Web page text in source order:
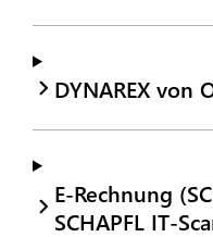
DYNAREX von
E-Rechnung
SCHAPFL IT-